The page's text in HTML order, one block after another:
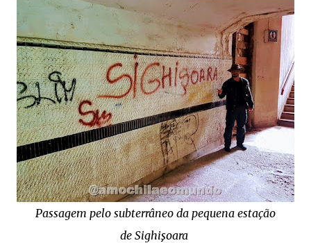
Passagem pelo subterrâneo da pequena estação
de Sighişoara